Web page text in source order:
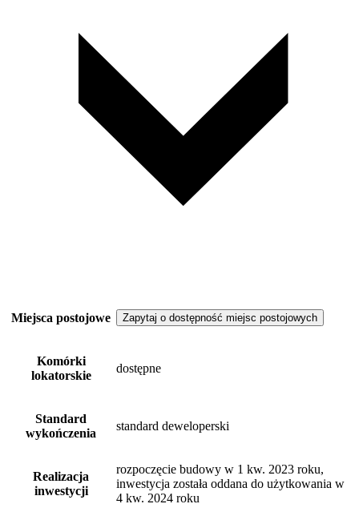
Miejsca postojowe Zapytaj o dostępność miejsc postojowych
Komórki
lokatorskie
dostępne
Standard
wykończenia
standard deweloperski
Realizacja
inwestycji
rozpoczęcie budowy w 1 kw. 2023 roku,
inwestycja została oddana do użytkowania w
4 kw. 2024 roku